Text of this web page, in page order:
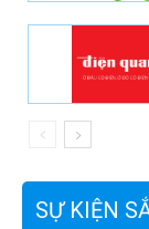
SỰ KIỆN